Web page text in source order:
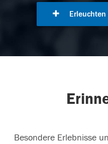
Besondere Erlebnisse